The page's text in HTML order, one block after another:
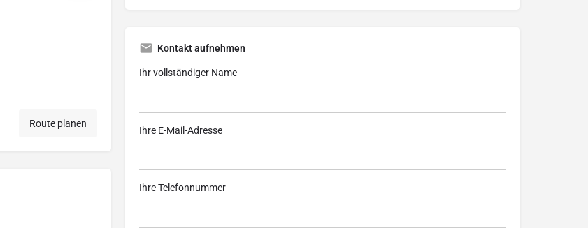
Route planen
Kontakt aufnehmen
Ihr vollständiger Name
Ihre E-Mail-Adresse
Ihre Telefonnummer